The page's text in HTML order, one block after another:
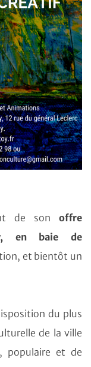
de son offre
en baie de
et bientôt un
du plus
de la ville
populaire et de